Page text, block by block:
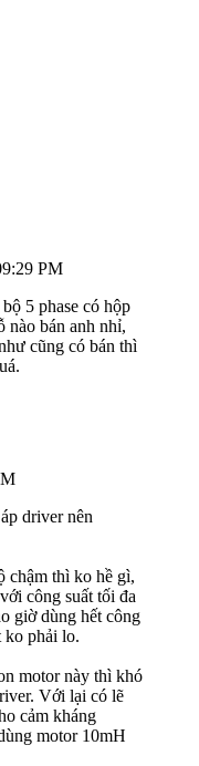
PM
5 phase có hộp
nào bán anh nhỉ,
cũng có bán thì
driver nên
chậm thì ko hề gì,
công suất tối đa
giờ dùng hết công
ko phải lo.
motor này thì khó
Với lại có lẽ
cảm kháng
motor 10mH